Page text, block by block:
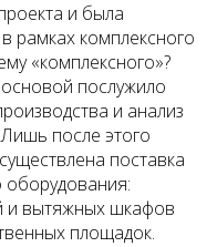
и была
рамках комплексного
«комплексного»?
послужило
и анализ
после этого
поставка
оборудования:
и вытяжных шкафов
площадок.